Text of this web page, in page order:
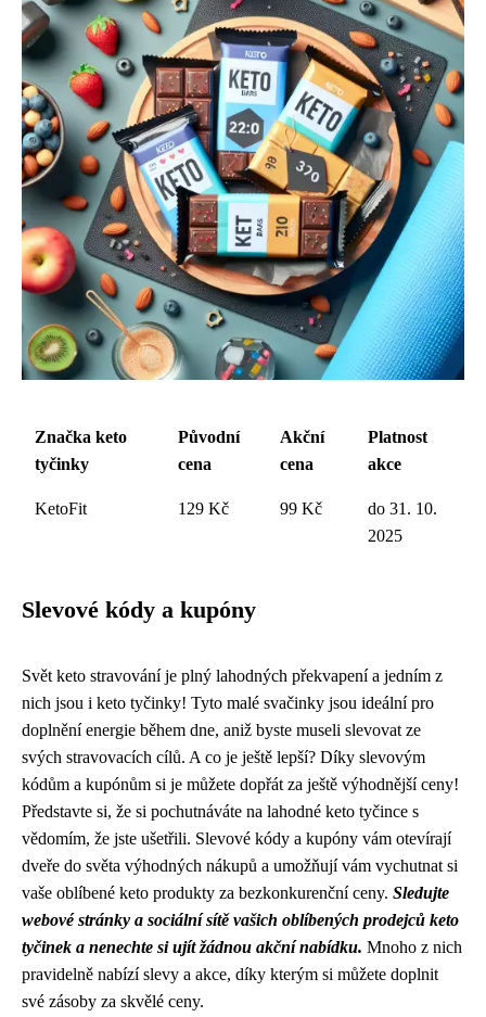
Značka keto
tyčinky
Původní
cena
Akční
cena
Platnost
akce
KetoFit 129 Kč 99 Kč
do 31. 10.
2025
Slevové kódy a kupóny
Svět keto stravování je plný lahodných překvapení a jedním z
nich jsou i keto tyčinky! Tyto malé svačinky jsou ideální pro
doplnění energie během dne, aniž byste museli slevovat ze
svých stravovacích cílů. A co je ještě lepší? Díky slevovým
kódům a kupónům si je můžete dopřát za ještě výhodnější ceny!
Představte si, že si pochutnáváte na lahodné keto tyčince s
vědomím, že jste ušetřili. Slevové kódy a kupóny vám otevírají
dveře do světa výhodných nákupů a umožňují vám vychutnat si
vaše oblíbené keto produkty za bezkonkurenční ceny. Sledujte
webové stránky a sociální sítě vašich oblíbených prodejců keto
tyčinek a nenechte si ujít žádnou akční nabídku. Mnoho z nich
pravidelně nabízí slevy a akce, díky kterým si můžete doplnit
své zásoby za skvělé ceny.